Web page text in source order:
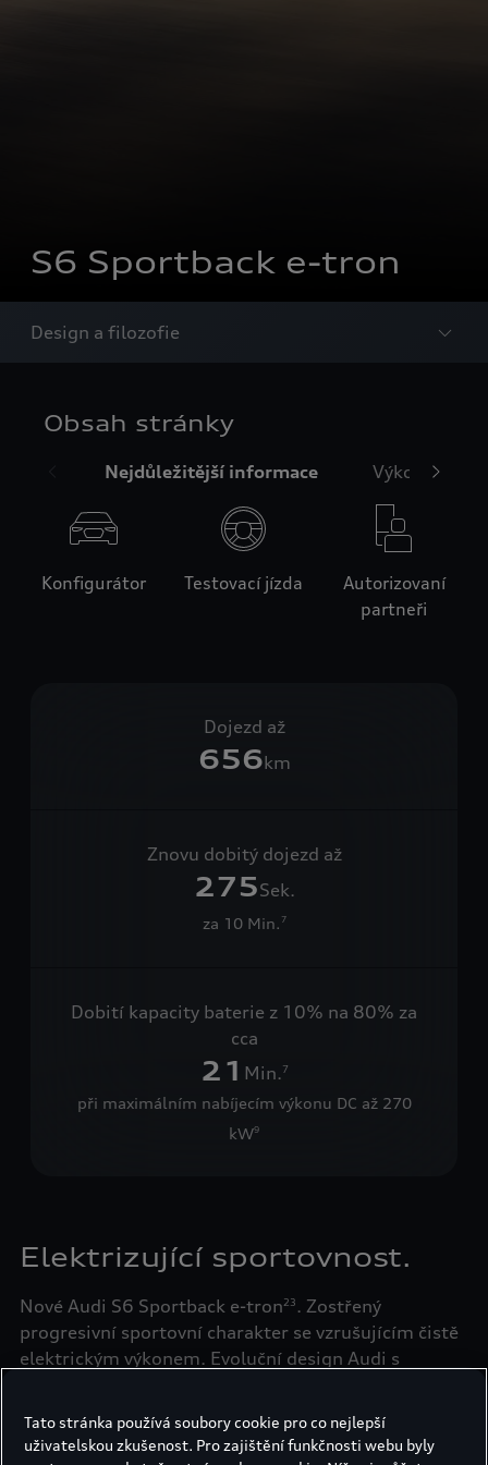
S6 Sportback e-tron
Design a filozofie
Obsah stránky
Nejdůležitější informace Výkon
Konfigurátor Testovací jízda
Autorizovaní
partneři
Dojezd až
656km
Znovu dobitý dojezd až
275Sek.
za 10 Min. 7
Dobití kapacity baterie z 10% na 80% za
cca
21 Min.7
při maximálním nabíjecím výkonu DC až 270
kW9
Elektrizující sportovnost.
Nové Audi S6 Sportback e-tron23. Zostřený
progresivní sportovní charakter se vzrušujícím čistě
elektrickým výkonem. Evoluční design Audi s
inovacemi.
Tato stránka používá soubory cookie pro co nejlepší
uživatelskou zkušenost. Pro zajištění funkčnosti webu byly